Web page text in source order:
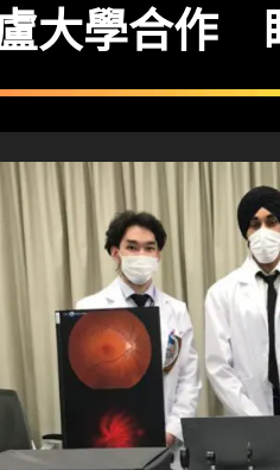
大學合作